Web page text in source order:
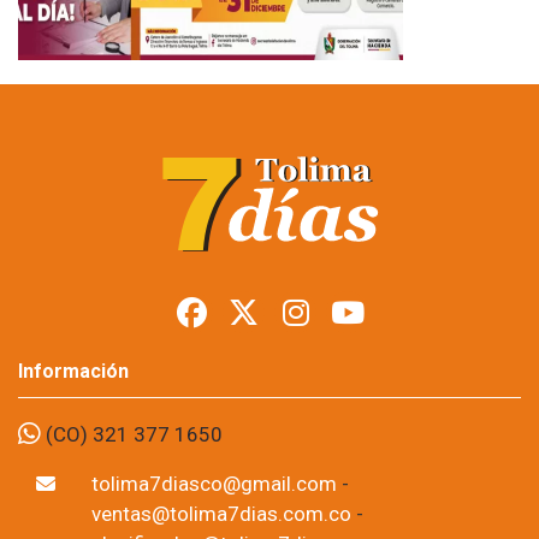
Información
(CO) 321 377 1650
tolima7diasco@gmail.com -
ventas@tolima7dias.com.co -